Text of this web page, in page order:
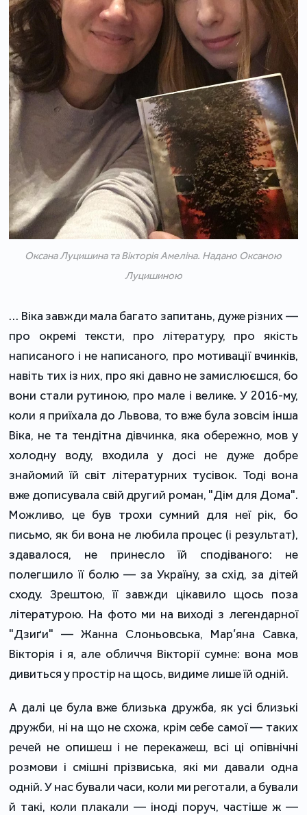
Оксана Луцишина та Вікторія Амеліна. Надано Оксаною
Луцишиною
… Віка завжди мала багато запитань, дуже різних —
про окремі тексти, про літературу, про якість
написаного і не написаного, про мотивації вчинків,
навіть тих із них, про які давно не замислюєшся, бо
вони стали рутиною, про мале і велике. У 2016-му,
коли я приїхала до Львова, то вже була зовсім інша
Віка, не та тендітна дівчинка, яка обережно, мов у
холодну воду, входила у досі не дуже добре
знайомий їй світ літературних тусівок. Тоді вона
вже дописувала свій другий роман, "Дім для Дома".
Можливо, це був трохи сумний для неї рік, бо
письмо, як би вона не любила процес (і результат),
здавалося, не принесло їй сподіваного: не
полегшило її болю — за Україну, за схід, за дітей
сходу. Зрештою, її завжди цікавило щось поза
літературою. На фото ми на виході з легендарної
"Дзиґи" — Жанна Слоньовська, Мар’яна Савка,
Вікторія і я, але обличчя Вікторії сумне: вона мов
дивиться у простір на щось, видиме лише їй одній.
А далі це була вже близька дружба, як усі близькі
дружби, ні на що не схожа, крім себе самої — таких
речей не опишеш і не перекажеш, всі ці опівнічні
розмови і смішні прізвиська, які ми давали одна
одній. У нас бували часи, коли ми реготали, а бували
й такі, коли плакали — іноді поруч, частіше ж —